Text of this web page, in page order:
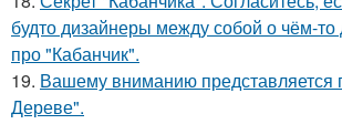
будто дизайнеры между собой о чём-то
про "Кабанчик".
19. Вашему вниманию представляется
Дереве".